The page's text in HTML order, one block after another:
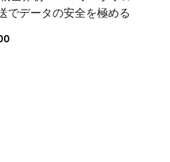
でデータの安全を極める